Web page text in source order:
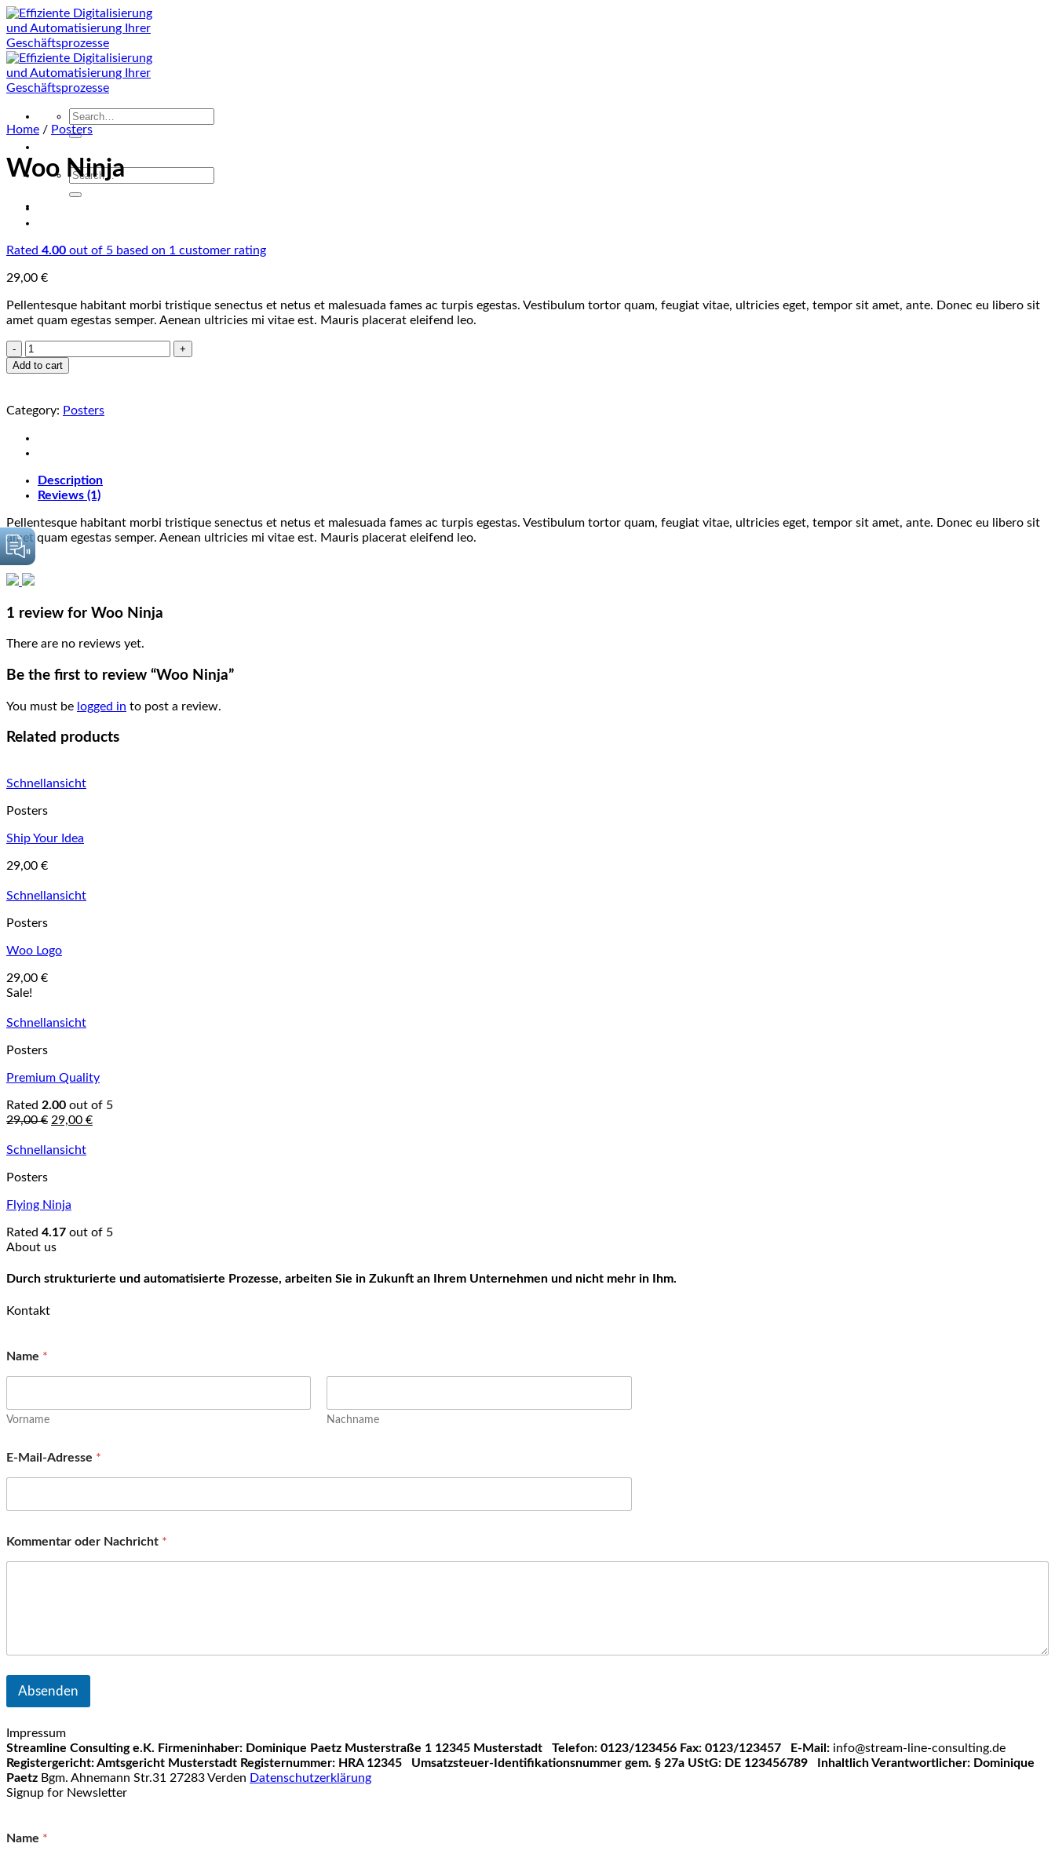
Zum
Inhalt
springen
Search
for:
Search
Home / Posters
Woo Ninja
Rated 4.00 out of 5 based on 1 customer rating
29,00 €
Pellentesque habitant morbi tristique senectus et netus et malesuada fames ac turpis egestas. Vestibulum tortor quam, feugiat vitae, ultricies eget, tempor sit amet, ante. Donec eu libero sit
amet quam egestas semper. Aenean ultricies mi vitae est. Mauris placerat eleifend leo.
Woo
Ninja
quantity
Add to cart
Category: Posters
Description
Reviews (1)
Pellentesque habitant morbi tristique senectus et netus et malesuada fames ac turpis egestas. Vestibulum tortor quam, feugiat vitae, ultricies eget, tempor sit amet, ante. Donec eu libero sit
amet quam egestas semper. Aenean ultricies mi vitae est. Mauris placerat eleifend leo.
1 review for Woo Ninja
There are no reviews yet.
Be the first to review “Woo Ninja”
You must be logged in to post a review.
Related products
Schnellansicht
Posters
Ship Your Idea
29,00 €
Schnellansicht
Posters
Woo Logo
29,00 €
Sale!
Schnellansicht
Posters
Premium Quality
Rated 2.00 out of 5
29,00€ Original
was:
29,00 €Current
Schnellansicht
Posters
Flying Ninja
Rated 4.17 out of 5
About us
Durch strukturierte und automatisierte Prozesse, arbeiten Sie in Zukunft an Ihrem Unternehmen und nicht mehr in Ihm.
Kontakt
Name *
Vorname Nachname
E-Mail-Adresse *
Kommentar oder Nachricht *
Absenden
Impressum
Streamline Consulting e.K. Firmeninhaber: Dominique Paetz Musterstraße 1 12345 Musterstadt Telefon: 0123/123456 Fax: 0123/123457 E-Mail: info@stream-line-consulting.de
Registergericht: Amtsgericht Musterstadt Registernummer: HRA 12345 Umsatzsteuer-Identifikationsnummer gem. § 27a UStG: DE 123456789
Inhaltlich Verantwortlicher: Dominique
Paetz Bgm. Ahnemann Str.31 27283 Verden Datenschutzerklärung
Signup for Newsletter
Name *